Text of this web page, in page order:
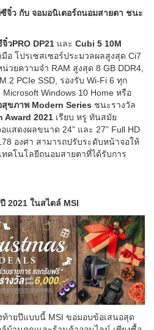
จิ๋ว กับ จอมอนิเตอร์ถนอมสายตา ชนะ
วPRO DP21 และ Cubi 5 10M
อ โปรเซสเซอร์ประมวลผลสูงสุด Ci7
วยความจำ RAM สูงสุด 8 GB DDR4,
PCIe SSD, รองรับ Wi-Fi 6 ทุก
Windows 10 Home หรือ
สุขภาพ Modern Series ชนะรางวัล
Award 2021 เรียบ หรู ทันสมัย
สดงผลขนาด 24” และ 27” Full HD
องศา สามารถปรับระดับหน้าจอให้
คโนโลยีถนอมสายตาที่ได้รับการ
2021 ในสไตล์ MSI
ายปีแบบนี้ MSI ขอมอบข้อเสนอสุด